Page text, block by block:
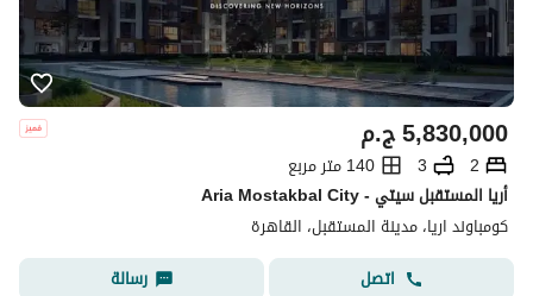
ج.م5,830,000
2
3
140 متر مربع
Aria Mostakbal City - أريا المستقبل سيتي
كومباوند اريا، مدينة المستقبل، القاهرة
اتصل
رسالة